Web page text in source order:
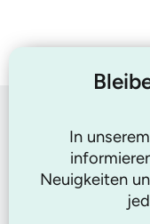
In
Neuigkeiten